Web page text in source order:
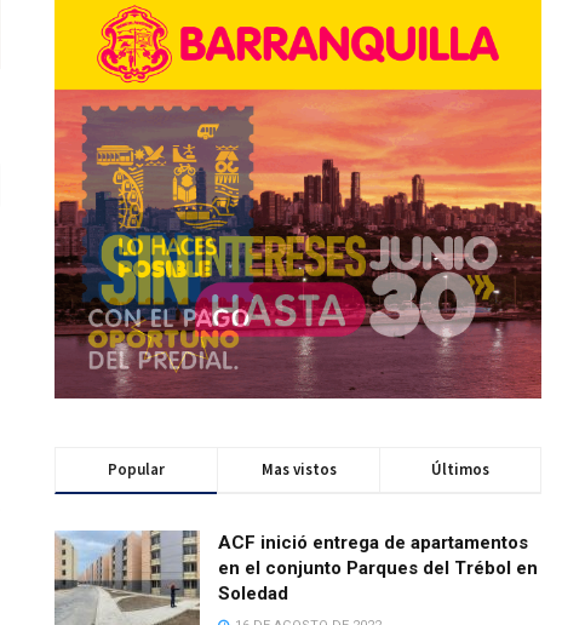
Popular Mas vistos Últimos
ACF inició entrega de apartamentos
en el conjunto Parques del Trébol en
Soledad